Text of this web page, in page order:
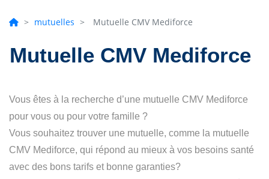
> mutuelles > Mutuelle CMV Mediforce
Mutuelle CMV Mediforce
Vous êtes à la recherche d’une mutuelle CMV Mediforce
pour vous ou pour votre famille ?
Vous souhaitez trouver une mutuelle, comme la mutuelle
CMV Mediforce, qui répond au mieux à vos besoins santé
avec des bons tarifs et bonne garanties?